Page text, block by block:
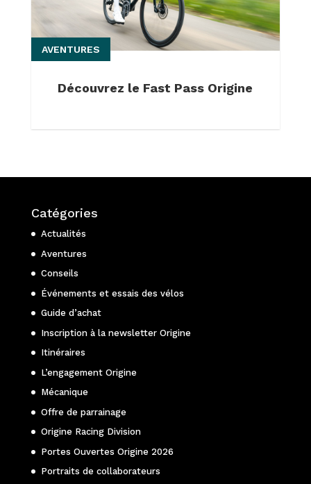
Découvrez le Fast Pass Origine
AVENTURES
Catégories
Actualités
Aventures
Conseils
Événements et essais des vélos
Guide d’achat
Inscription à la newsletter Origine
Itinéraires
L’engagement Origine
Mécanique
Offre de parrainage
Origine Racing Division
Portes Ouvertes Origine 2026
Portraits de collaborateurs